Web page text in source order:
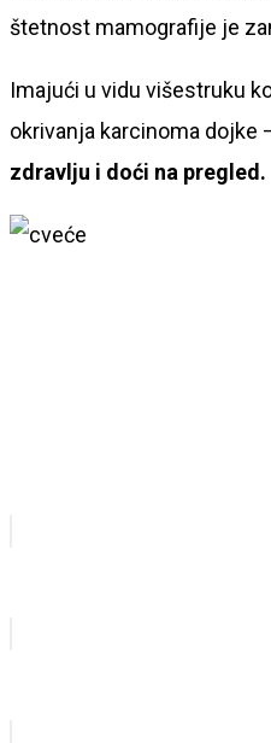
štetnost mamografije je
Imajući u vidu višestruku
okrivanja karcinoma dojke
zdravlju i doći na pregled.